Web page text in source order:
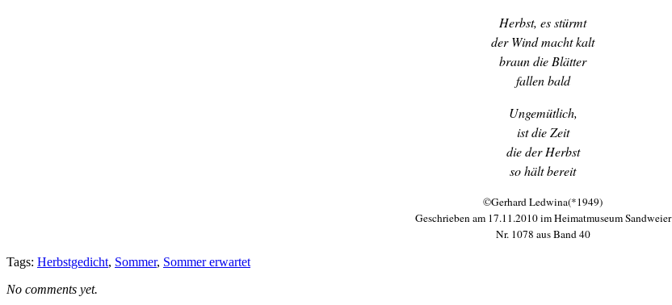
Herbst, es stürmt
der Wind macht kalt
braun die Blätter
fallen bald
Ungemütlich,
ist die Zeit
die der Herbst
so hält bereit
©Gerhard Ledwina(*1949)
Geschrieben am 17.11.2010 im Heimatmuseum Sandweier
Nr. 1078 aus Band 40
Tags: Herbstgedicht, Sommer, Sommer erwartet
No comments yet.